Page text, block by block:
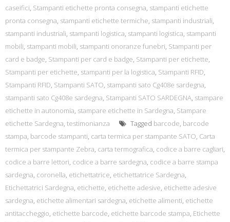
caseifici, Stampanti etichette pronta consegna, stampanti etichette
pronta consegna, stampanti etichette termiche, stampanti industriali,
stampanti industriali, stampanti logistica, stampanti logistica, stampanti
mobili, stampanti mobili, stampanti onoranze funebri, Stampanti per
card e badge, Stampanti per card e badge, Stampanti per etichette,
Stampanti per etichette, stampanti per la logistica, Stampanti RFID,
Stampanti RFID, Stampanti SATO, stampanti sato Cg408e sardegna,
stampanti sato Cg408e sardegna, Stampanti SATO SARDEGNA, stampare
etichette in autonomia, stampare etichette in Sardegna, Stampare
etichette Sardegna, testimonianza Tagged barcode, barcode
stampa, barcode stampanti, carta termica per stampante SATO, Carta
termica per stampante Zebra, carta termografica, codice a barre cagliari,
codice a barre lettori, codice a barre sardegna, codice a barre stampa
sardegna, coronella, etichettatrice, etichettatrice Sardegna,
Etichettatrici Sardegna, etichette, etichette adesive, etichette adesive
sardegna, etichette alimentari sardegna, etichette alimenti, etichette
antitaccheggio, etichette barcode, etichette barcode stampa, Etichette